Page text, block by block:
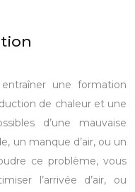
une formation
de chaleur et une
d’une mauvaise
un manque d’air, ou un
ce problème, vous
l’arrivée d’air, ou